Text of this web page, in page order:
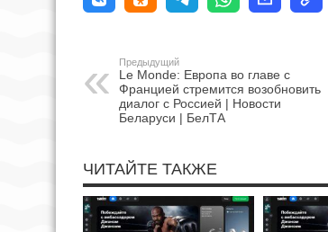
Предыдущий
Le Monde: Европа во главе с
Францией стремится возобновить
диалог с Россией | Новости
Беларуси | БелТА
ЧИТАЙТЕ ТАКЖЕ